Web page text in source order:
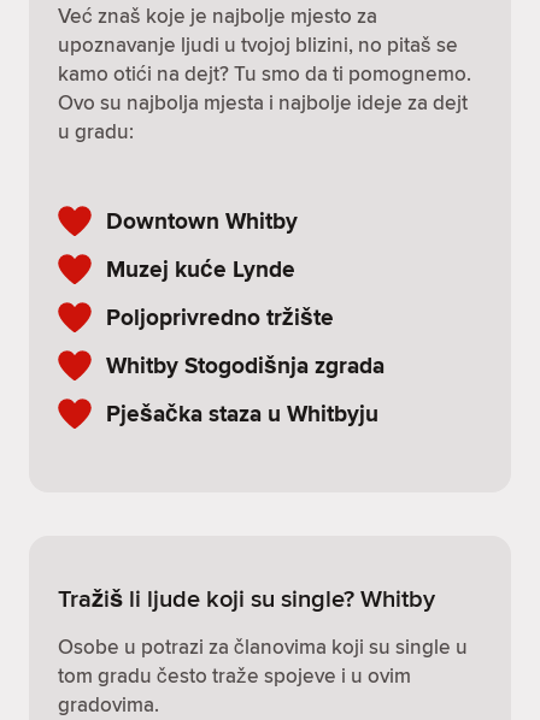
Već znaš koje je najbolje mjesto za
upoznavanje ljudi u tvojoj blizini, no pitaš se
kamo otići na dejt? Tu smo da ti pomognemo.
Ovo su najbolja mjesta i najbolje ideje za dejt
u gradu:
Downtown Whitby
Muzej kuće Lynde
Poljoprivredno tržište
Whitby Stogodišnja zgrada
Pješačka staza u Whitbyju
Tražiš li ljude koji su single? Whitby
Osobe u potrazi za članovima koji su single u
tom gradu često traže spojeve i u ovim
gradovima.